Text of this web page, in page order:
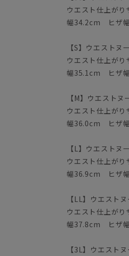
ウエスト仕上が
幅34.2cm ヒザ
【S】ウエスト
ウエスト仕上が
幅35.1cm ヒザ
【M】ウエスト
ウエスト仕上が
幅36.0cm ヒザ
【L】ウエストヌ
ウエスト仕上が
幅36.9cm ヒザ
【LL】ウエスト
ウエスト仕上が
幅37.8cm ヒザ
【3L】ウエスト